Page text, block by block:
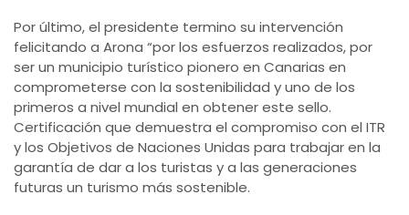
Por último, el presidente termino su intervención
felicitando a Arona “por los esfuerzos realizados, por
ser un municipio turístico pionero en Canarias en
comprometerse con la sostenibilidad y uno de los
primeros a nivel mundial en obtener este sello.
Certificación que demuestra el compromiso con el ITR
y los Objetivos de Naciones Unidas para trabajar en la
garantía de dar a los turistas y a las generaciones
futuras un turismo más sostenible.